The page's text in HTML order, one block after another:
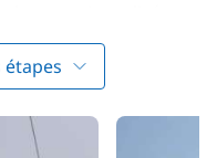
passerez le
les plus fréquentés
Il faudra donc